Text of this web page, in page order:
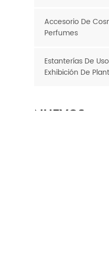
Accesorio De
Perfumes
Estanterías De
Exhibición De
NUEVOS